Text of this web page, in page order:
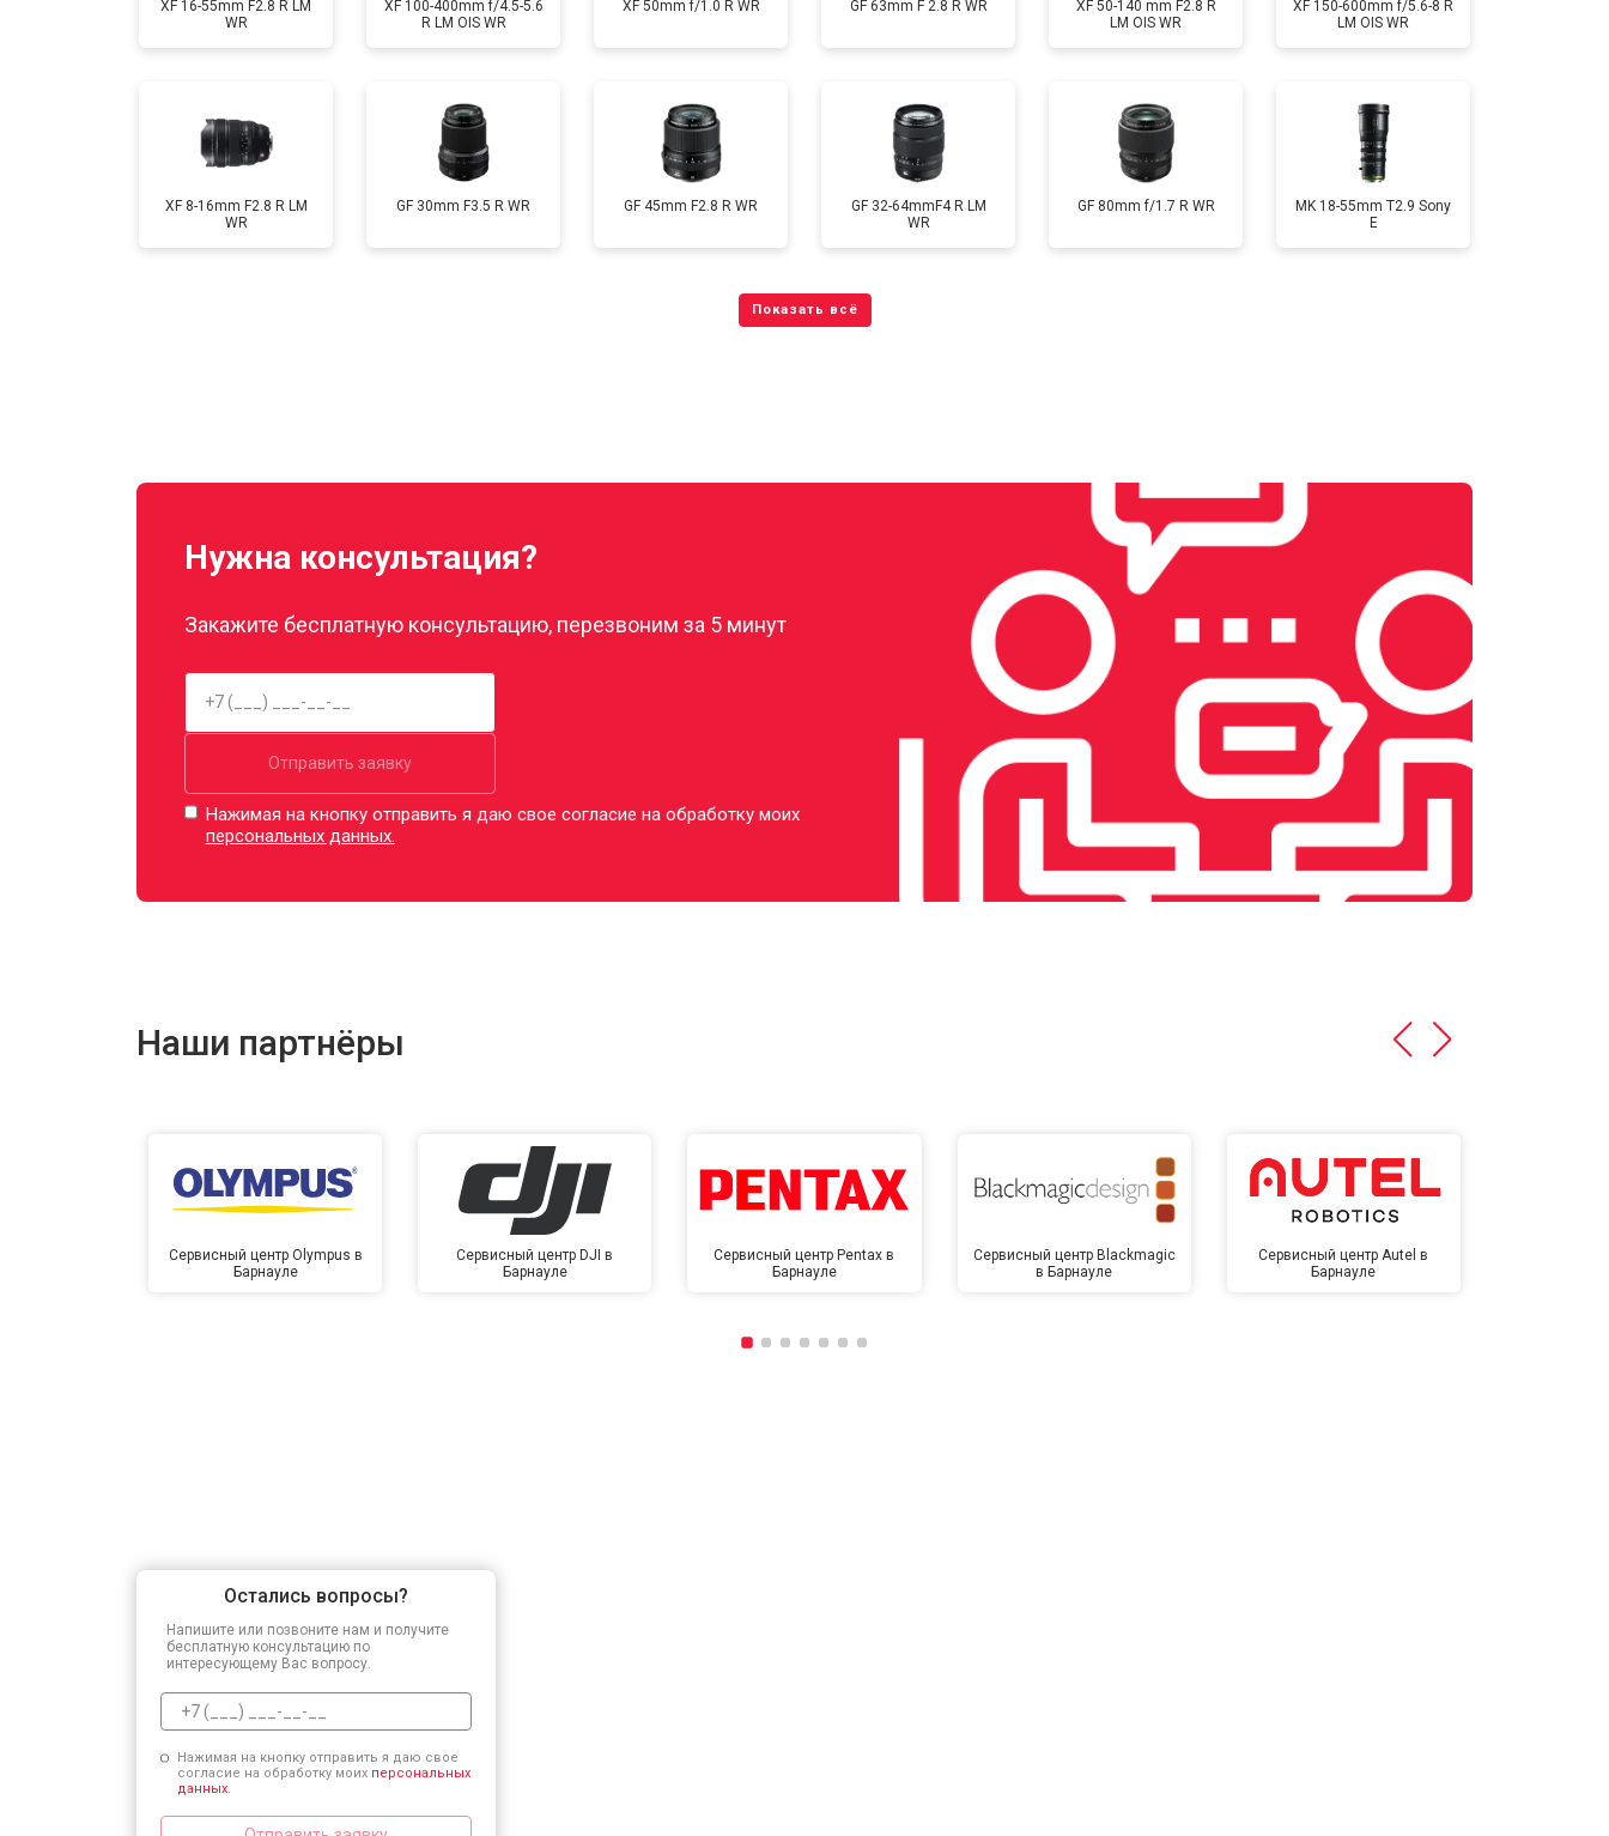
XF 16-55mm F2.8 R LM
WR
XF 100-400mm f/4.5-5.6
R LM OIS WR
XF 50mm f/1.0 R WR GF 63mm F 2.8 R WR
XF 50-140 mm F2.8 R
LM OIS WR
XF 150-600mm f/5.6-8 R
LM OIS WR
XF 8-16mm F2.8 R LM
WR
GF 30mm F3.5 R WR GF 45mm F2.8 R WR
GF 32-64mmF4 R LM
WR
GF 80mm f/1.7 R WR
MK 18-55mm T2.9 Sony
E
Нужна консультация?
Закажите бесплатную консультацию, перезвоним за 5 минут
Отправить заявку
Нажимая на кнопку отправить я даю свое согласие на обработку моих
персональных данных.
Наши партнёры
Сервисный центр Olympus в
Барнауле
Сервисный центр DJI в
Барнауле
Сервисный центр Pentax в
Барнауле
Сервисный центр Blackmagic
в Барнауле
Сервисный центр Autel в
Барнауле
Остались вопросы?
Напишите или позвоните нам и получите
бесплатную консультацию по
интересующему Вас вопросу.
Нажимая на кнопку отправить я даю свое
согласие на обработку моих персональных
данных.